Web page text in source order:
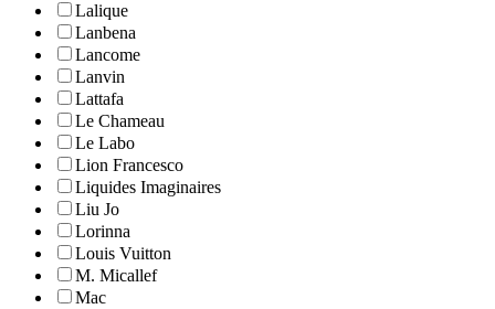
Lalique
Lanbena
Lancome
Lanvin
Lattafa
Le Chameau
Le Labo
Lion Francesco
Liquides Imaginaires
Liu Jo
Lorinna
Louis Vuitton
M. Micallef
Mac